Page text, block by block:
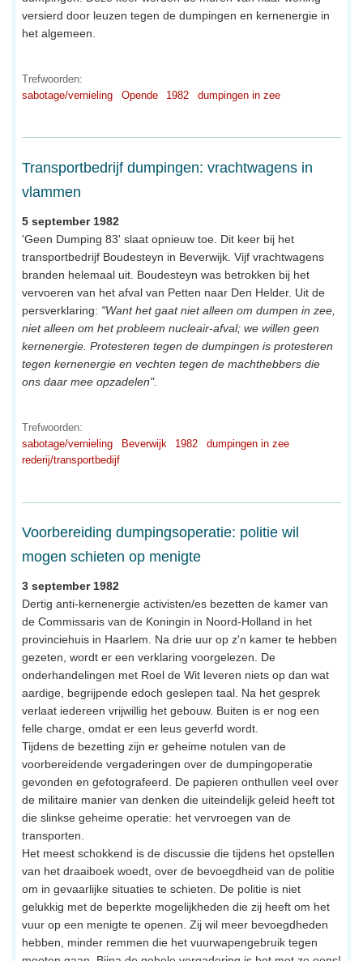
versierd door leuzen tegen de dumpingen en kernenergie in
het algemeen.
Trefwoorden:
sabotage/vernieling
Opende 1982 dumpingen in zee
Transportbedrijf dumpingen: vrachtwagens in
vlammen
5 september 1982
'Geen Dumping 83' slaat opnieuw toe. Dit keer bij het
transportbedrijf Boudesteyn in Beverwijk. Vijf vrachtwagens
branden helemaal uit. Boudesteyn was betrokken bij het
vervoeren van het afval van Petten naar Den Helder. Uit de
persverklaring: "Want het gaat niet alleen om dumpen in zee,
niet alleen om het probleem nucleair-afval; we willen geen
kernenergie. Protesteren tegen de dumpingen is protesteren
tegen kernenergie en vechten tegen de machthebbers die
ons daar mee opzadelen".
Trefwoorden:
sabotage/vernieling
Beverwijk 1982
dumpingen in zee
rederij/transportbedijf
Voorbereiding dumpingsoperatie: politie wil
mogen schieten op menigte
3 september 1982
Dertig anti-kernenergie activisten/es bezetten de kamer van
de Commissaris van de Koningin in Noord-Holland in het
provinciehuis in Haarlem. Na drie uur op z'n kamer te hebben
gezeten, wordt er een verklaring voorgelezen. De
onderhandelingen met Roel de Wit leveren niets op dan wat
aardige, begrijpende edoch geslepen taal. Na het gesprek
verlaat iedereen vrijwillig het gebouw. Buiten is er nog een
felle charge, omdat er een leus geverfd wordt.
Tijdens de bezetting zijn er geheime notulen van de
voorbereidende vergaderingen over de dumpingoperatie
gevonden en gefotografeerd. De papieren onthullen veel over
de militaire manier van denken die uiteindelijk geleid heeft tot
die slinkse geheime operatie: het vervroegen van de
transporten.
Het meest schokkend is de discussie die tijdens het opstellen
van het draaiboek woedt, over de bevoegdheid van de politie
om in gevaarlijke situaties te schieten. De politie is niet
gelukkig met de beperkte mogelijkheden die zij heeft om het
vuur op een menigte te openen. Zij wil meer bevoegdheden
hebben, minder remmen die het vuurwapengebruik tegen